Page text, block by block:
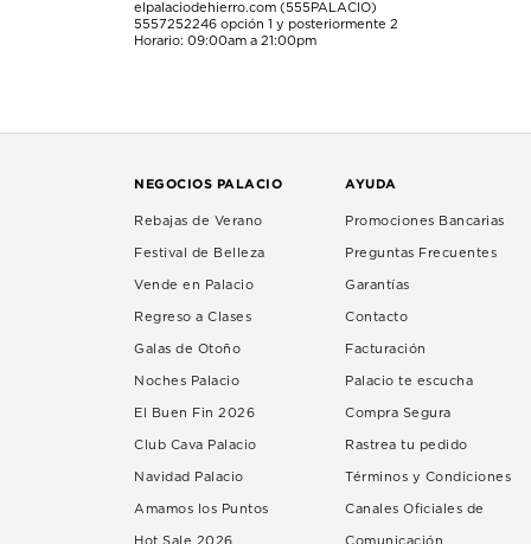
elpalaciodehierro.com (555PALACIO)
5557252246 opción 1 y posteriormente 2
Horario: 09:00am a 21:00pm
NEGOCIOS PALACIO
Rebajas de Verano
Festival de Belleza
Vende en Palacio
Regreso a Clases
Galas de Otoño
Noches Palacio
El Buen Fin 2026
Club Cava Palacio
Navidad Palacio
Amamos los Puntos
Hot Sale 2026
AYUDA
Promociones Bancarias
Preguntas Frecuentes
Garantías
Contacto
Facturación
Palacio te escucha
Compra Segura
Rastrea tu pedido
Términos y Condiciones
Canales Oficiales de
Comunicación